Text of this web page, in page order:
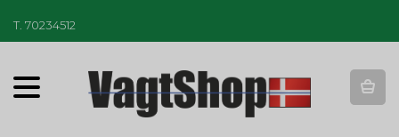
T 70234512
T
o